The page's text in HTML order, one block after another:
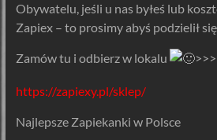
ORYGINALNE!
Są
są
Obywatelu, jeśli u nas byłeś lub
Zapiex – to prosimy abyś podzielił
Zamów tu i odbierz w lokalu >>>
https://zapiexy.pl/sklep/
Najlepsze Zapiekanki w Polsce